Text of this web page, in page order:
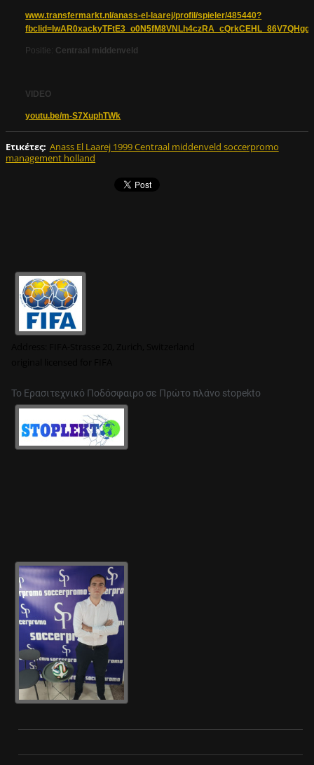
www.transfermarkt.nl/anass-el-laarej/profil/spieler/485440?
Positie: Centraal middenveld
VIDEO
youtu.be/m-S7XuphTWk
Ετικέτες: Anass El Laarej 1999 Centraal middenveld soccerpromo
management holland
Το Ερασιτεχνικό Ποδόσφαιρο σε Πρώτο πλάνο stopekto